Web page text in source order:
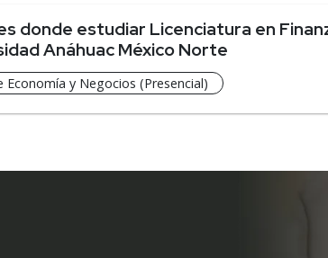
donde estudiar Licenciatura en
Anáhuac México Norte
Economía y Negocios (Presencial)